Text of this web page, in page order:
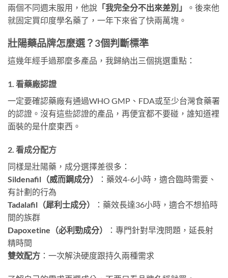
兩個不同週末服用，他說 「我完全分不出來差別」
。後來他
就固定買印度學名藥了，一年下來省了快兩萬塊。
壯陽藥品牌怎麼選？3個判斷標準
這幾年經手過那麼多產品，我歸納出三個挑選重點：
1. 看藥廠認證
一定要確認藥廠有通過WHO GMP、FDA或至少台灣食藥署
的認證。沒有這些認證的產品，再便宜都不要碰，誰知道裡
面裝的是什麼東西。
2. 看成分配方
同樣是壯陽藥，成分選擇差很多：
Sildenafil（威而鋼成分）
：藥效4-6小時，適合臨時需要、
有計劃的行為
Tadalafil（犀利士成分）
：藥效長達36小時，適合不想掐時
間的族群
Dapoxetine（必利勁成分）
：專門針對早洩問題，延長射
精時間
雙效配方 ：一次解決硬度跟持久兩種需求